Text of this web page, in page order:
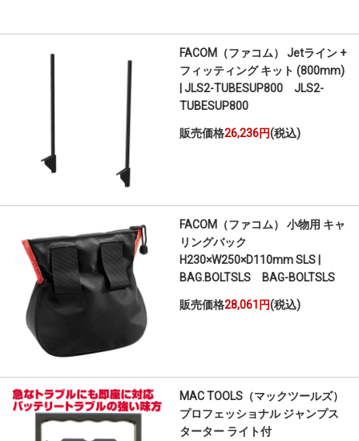
FACOM（ファコム） Jetライン +
フィッティング キット (800mm)
| JLS2-TUBESUP800 JLS2-
TUBESUP800
販売価格26,236円(税込)
FACOM（ファコム） 小物用 キャ
リングバック
H230×W250×D110mm SLS |
BAG.BOLTSLS BAG-BOLTSLS
販売価格28,061円(税込)
MAC TOOLS（マックツールズ）
プロフェッショナル ジャンプス
ターター ライト付